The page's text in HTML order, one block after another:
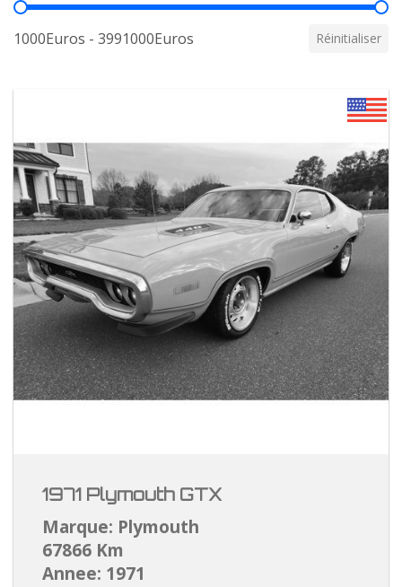
Prix
1000Euros - 3991000Euros Réinitialiser
1971 Plymouth GTX
Marque: Plymouth
67866 Km
Annee: 1971